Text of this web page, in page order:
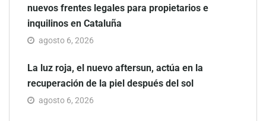
nuevos frentes legales para propietarios e
inquilinos en Cataluña
agosto 6, 2026
La luz roja, el nuevo aftersun, actúa en la
recuperación de la piel después del sol
agosto 6, 2026